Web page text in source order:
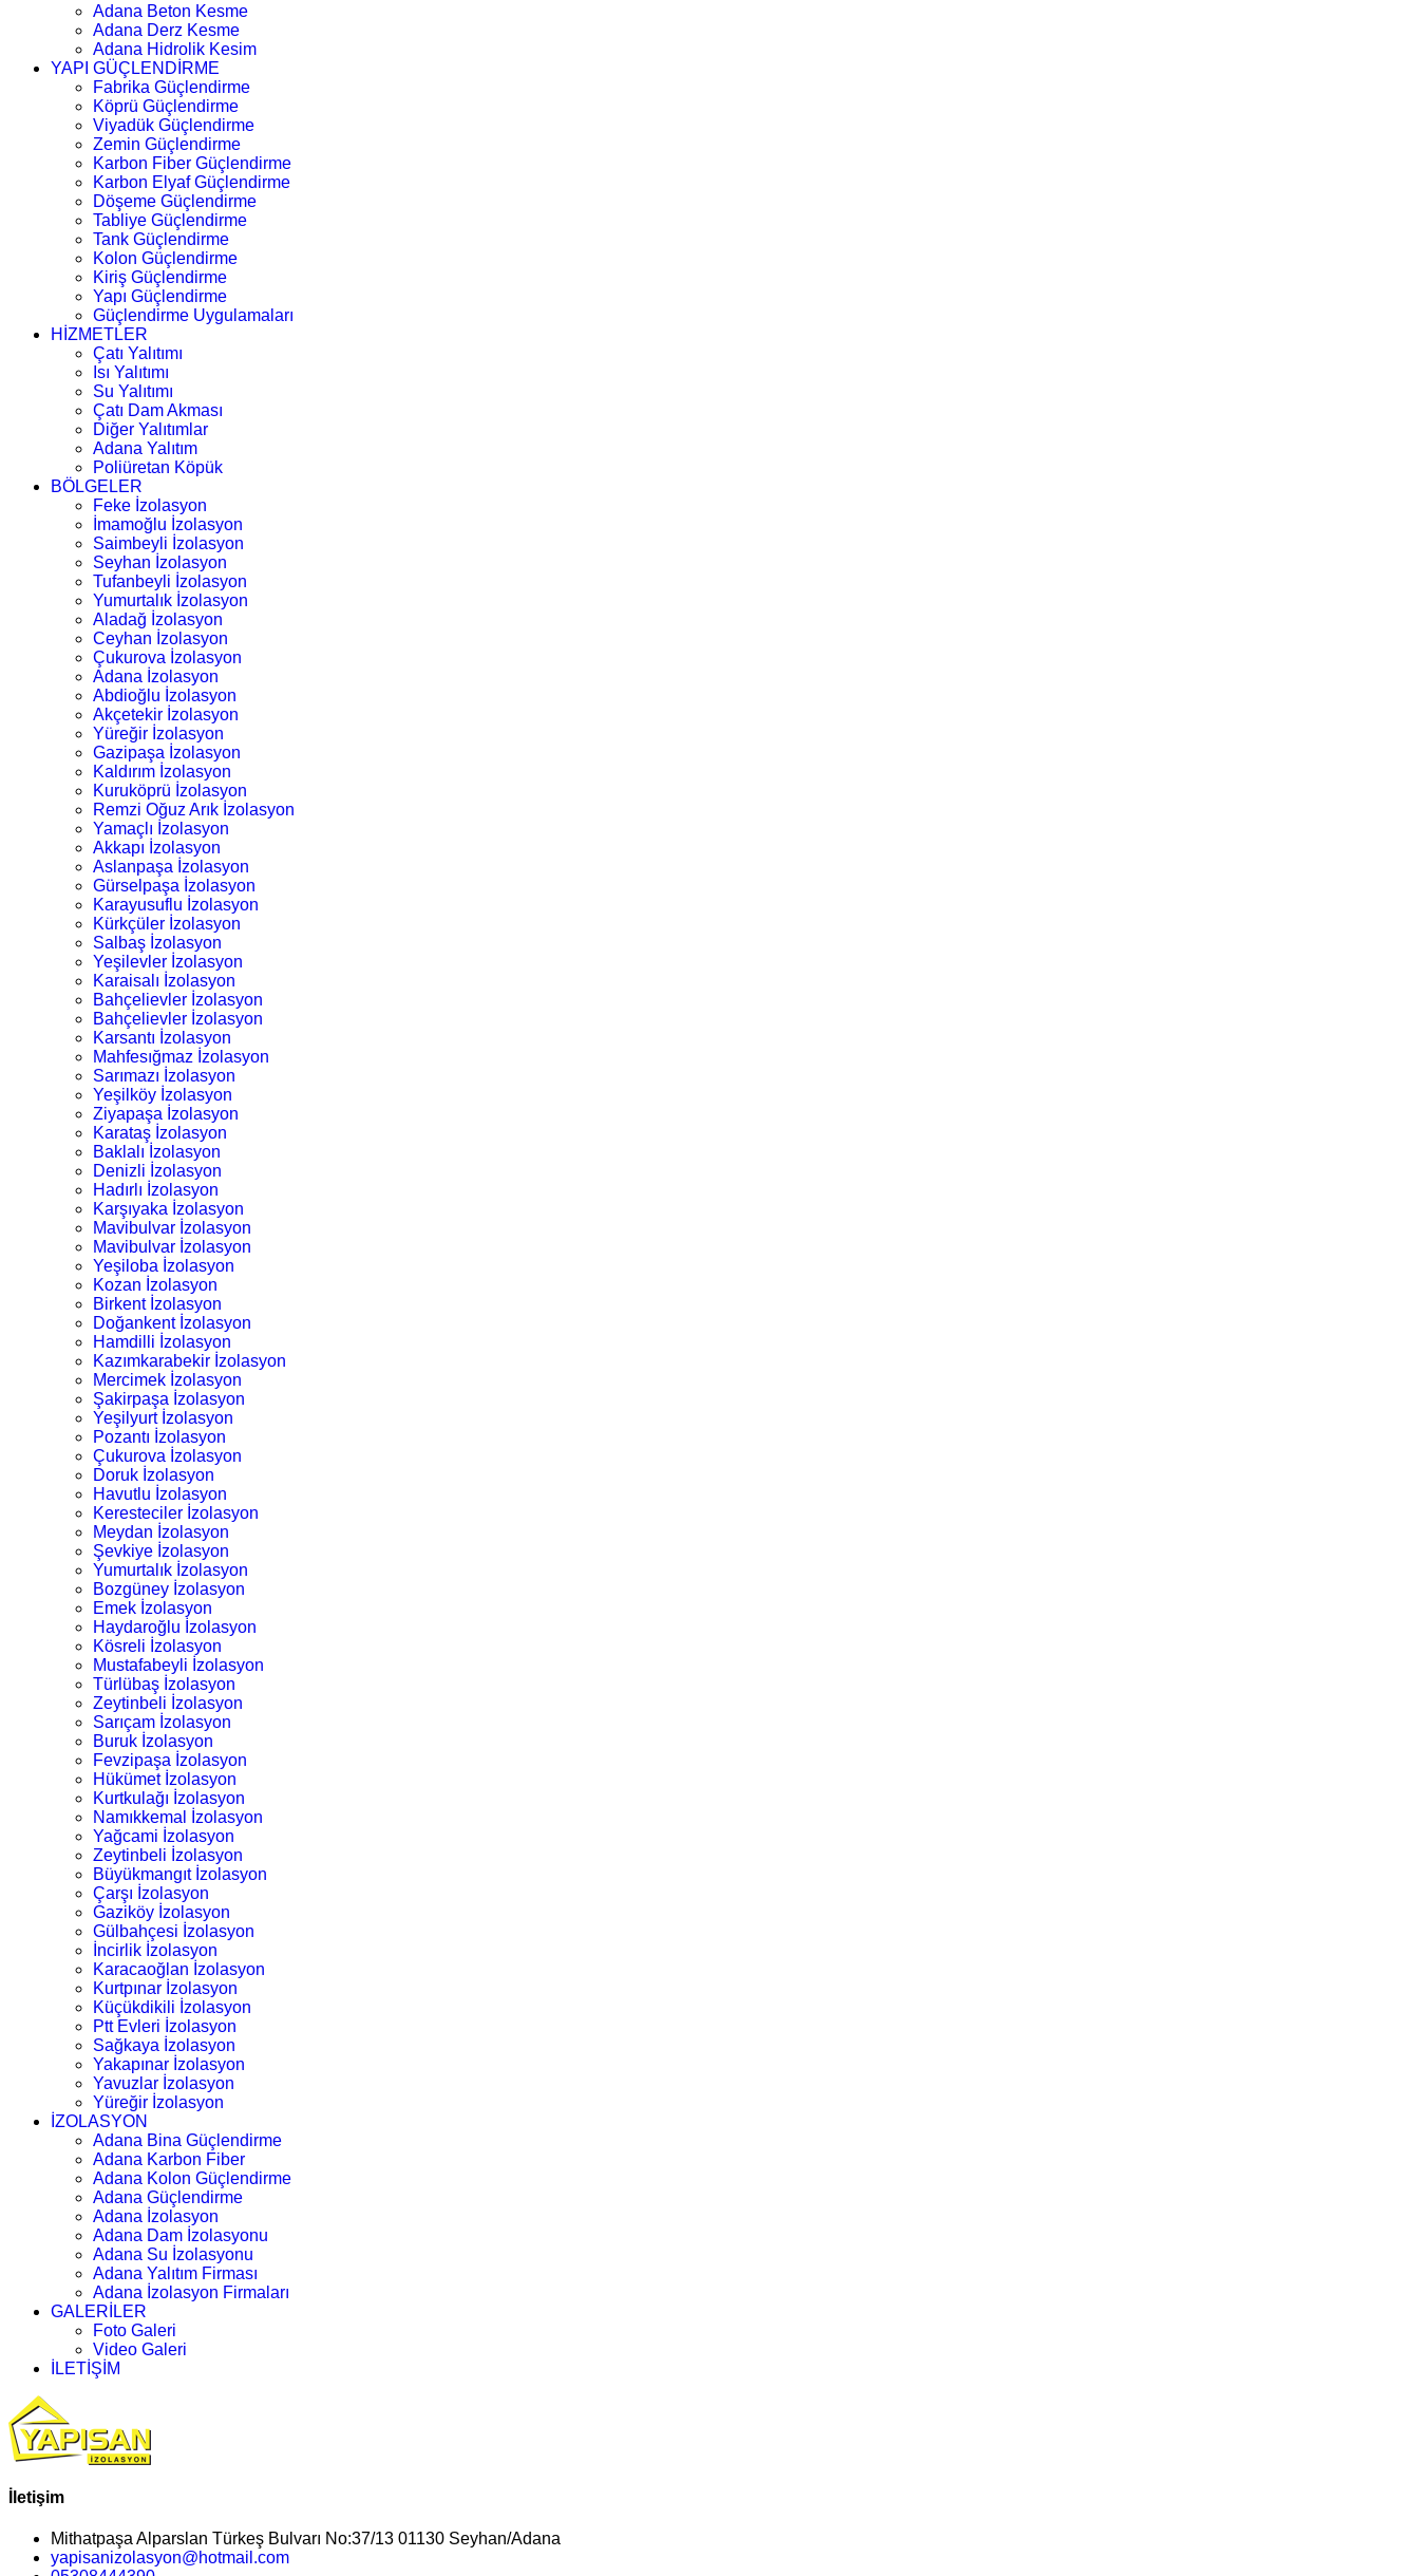
Adana Beton Kesme
Adana Derz Kesme
Adana Hidrolik Kesim
YAPI GÜÇLENDİRME
Fabrika Güçlendirme
Köprü Güçlendirme
Viyadük Güçlendirme
Zemin Güçlendirme
Karbon Fiber Güçlendirme
Karbon Elyaf Güçlendirme
Döşeme Güçlendirme
Tabliye Güçlendirme
Tank Güçlendirme
Kolon Güçlendirme
Kiriş Güçlendirme
Yapı Güçlendirme
Güçlendirme Uygulamaları
HİZMETLER
Çatı Yalıtımı
Isı Yalıtımı
Su Yalıtımı
Çatı Dam Akması
Diğer Yalıtımlar
Adana Yalıtım
Poliüretan Köpük
BÖLGELER
Feke İzolasyon
İmamoğlu İzolasyon
Saimbeyli İzolasyon
Seyhan İzolasyon
Tufanbeyli İzolasyon
Yumurtalık İzolasyon
Aladağ İzolasyon
Ceyhan İzolasyon
Çukurova İzolasyon
Adana İzolasyon
Abdioğlu İzolasyon
Akçetekir İzolasyon
Yüreğir İzolasyon
Gazipaşa İzolasyon
Kaldırım İzolasyon
Kuruköprü İzolasyon
Remzi Oğuz Arık İzolasyon
Yamaçlı İzolasyon
Akkapı İzolasyon
Aslanpaşa İzolasyon
Gürselpaşa İzolasyon
Karayusuflu İzolasyon
Kürkçüler İzolasyon
Salbaş İzolasyon
Yeşilevler İzolasyon
Karaisalı İzolasyon
Bahçelievler İzolasyon
Bahçelievler İzolasyon
Karsantı İzolasyon
Mahfesığmaz İzolasyon
Sarımazı İzolasyon
Yeşilköy İzolasyon
Ziyapaşa İzolasyon
Karataş İzolasyon
Baklalı İzolasyon
Denizli İzolasyon
Hadırlı İzolasyon
Karşıyaka İzolasyon
Mavibulvar İzolasyon
Mavibulvar İzolasyon
Yeşiloba İzolasyon
Kozan İzolasyon
Birkent İzolasyon
Doğankent İzolasyon
Hamdilli İzolasyon
Kazımkarabekir İzolasyon
Mercimek İzolasyon
Şakirpaşa İzolasyon
Yeşilyurt İzolasyon
Pozantı İzolasyon
Çukurova İzolasyon
Doruk İzolasyon
Havutlu İzolasyon
Keresteciler İzolasyon
Meydan İzolasyon
Şevkiye İzolasyon
Yumurtalık İzolasyon
Bozgüney İzolasyon
Emek İzolasyon
Haydaroğlu İzolasyon
Kösreli İzolasyon
Mustafabeyli İzolasyon
Türlübaş İzolasyon
Zeytinbeli İzolasyon
Sarıçam İzolasyon
Buruk İzolasyon
Fevzipaşa İzolasyon
Hükümet İzolasyon
Kurtkulağı İzolasyon
Namıkkemal İzolasyon
Yağcami İzolasyon
Zeytinbeli İzolasyon
Büyükmangıt İzolasyon
Çarşı İzolasyon
Gaziköy İzolasyon
Gülbahçesi İzolasyon
İncirlik İzolasyon
Karacaoğlan İzolasyon
Kurtpınar İzolasyon
Küçükdikili İzolasyon
Ptt Evleri İzolasyon
Sağkaya İzolasyon
Yakapınar İzolasyon
Yavuzlar İzolasyon
Yüreğir İzolasyon
İZOLASYON
Adana Bina Güçlendirme
Adana Karbon Fiber
Adana Kolon Güçlendirme
Adana Güçlendirme
Adana İzolasyon
Adana Dam İzolasyonu
Adana Su İzolasyonu
Adana Yalıtım Firması
Adana İzolasyon Firmaları
GALERİLER
Foto Galeri
Video Galeri
İLETİŞİM
İletişim
Mithatpaşa Alparslan Türkeş Bulvarı No:37/13 01130 Seyhan/Adana
yapisanizolasyon@hotmail.com